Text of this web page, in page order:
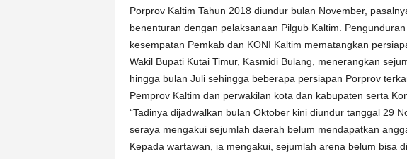
Porprov Kaltim Tahun 2018 diundur bulan November,
benenturan dengan pelaksanaan Pilgub Kaltim.
kesempatan Pemkab dan KONI Kaltim mematangkan
Wakil Bupati Kutai Timur, Kasmidi Bulang, menerangkan
hingga bulan Juli sehingga beberapa persiapan Porprov
Pemprov Kaltim dan perwakilan kota dan kabupaten serta
“Tadinya dijadwalkan bulan Oktober kini diundur tanggal 29
seraya mengakui sejumlah daerah belum mendapatkan
Kepada wartawan, ia mengakui, sejumlah arena belum bisa